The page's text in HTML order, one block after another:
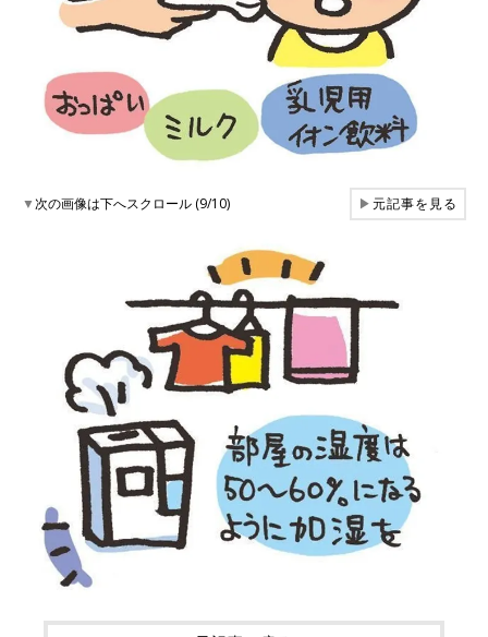
▼次の画像は下へスクロール (9/10) ▶元記事を見る